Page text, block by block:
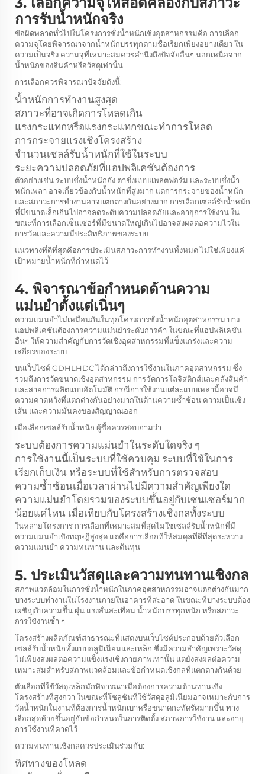
การรับน้ำหนักจริง
ข้อผิดพลาดทั่วไปในโครงการชั่งน้ำหนักเชิงอุตสาหกรรมคือ การเลือก
ความจุโดยพิจารณาจากน้ำหนักบรรทุกตามชื่อเรียกเพียงอย่างเดียว ใน
ความเป็นจริง ความจุที่เหมาะสมควรคำนึงถึงปัจจัยอื่นๆ นอกเหนือจาก
น้ำหนักของสินค้าหรือวัสดุเท่านั้น
การเลือกควรพิจารณาปัจจัยดังนี้:
น้ำหนักการทำงานสูงสุด
สภาวะที่อาจเกิดการโหลดเกิน
แรงกระแทกหรือแรงกระแทกขณะทำการโหลด
การกระจายแรงเชิงโครงสร้าง
จำนวนเซลล์รับน้ำหนักที่ใช้ในระบบ
ระยะความปลอดภัยที่แอปพลิเคชันต้องการ
ตัวอย่างเช่น ระบบชั่งน้ำหนักถัง ตาชั่งแบบแพลตฟอร์ม และระบบชั่งน้ำ
หนักเพลา อาจเกี่ยวข้องกับน้ำหนักที่สูงมาก แต่การกระจายของน้ำหนัก
และสภาวะการทำงานอาจแตกต่างกันอย่างมาก การเลือกเซลล์รับน้ำหนัก
ที่มีขนาดเล็กเกินไปอาจลดระดับความปลอดภัยและอายุการใช้งาน ใน
ขณะที่การเลือกเซ็นเซอร์ที่มีขนาดใหญ่เกินไปอาจส่งผลต่อความไวใน
การวัดและความมีประสิทธิภาพของระบบ
แนวทางที่ดีที่สุดคือการประเมินสภาวะการทำงานทั้งหมด ไม่ใช่เพียงแค่
เป้าหมายน้ำหนักที่กำหนดไว้
4. พิจารณาข้อกำหนดด้านความ
แม่นยำตั้งแต่เนิ่นๆ
ความแม่นยำไม่เหมือนกันในทุกโครงการชั่งน้ำหนักอุตสาหกรรม บาง
แอปพลิเคชันต้องการความแม่นยำระดับการค้า ในขณะที่แอปพลิเคชัน
อื่นๆ ให้ความสำคัญกับการวัดเชิงอุตสาหกรรมที่แข็งแกร่งและความ
เสถียรของระบบ
บนเว็บไซต์ GDHLHDC ได้กล่าวถึงการใช้งานในภาคอุตสาหกรรม ซึ่ง
รวมถึงการวัดขนาดเชิงอุตสาหกรรม การจัดการโลจิสติกส์และคลังสินค้า
และสายการผลิตแบบอัตโนมัติ กรณีการใช้งานแต่ละแบบเหล่านี้อาจมี
ความคาดหวังที่แตกต่างกันอย่างมากในด้านความซ้ำซ้อน ความเป็นเชิง
เส้น และความมั่นคงของสัญญาณออก
เมื่อเลือกเซลล์รับน้ำหนัก ผู้ซื้อควรสอบถามว่า
ระบบต้องการความแม่นยำในระดับใดจริง ๆ
การใช้งานนี้เป็นระบบที่ใช้ควบคุม ระบบที่ใช้ในการ
เรียกเก็บเงิน หรือระบบที่ใช้สำหรับการตรวจสอบ
ความซ้ำซ้อนเมื่อเวลาผ่านไปมีความสำคัญเพียงใด
ความแม่นยำโดยรวมของระบบขึ้นอยู่กับเซนเซอร์มาก
น้อยแค่ไหน เมื่อเทียบกับโครงสร้างเชิงกลทั้งระบบ
ในหลายโครงการ การเลือกที่เหมาะสมที่สุดไม่ใช่เซลล์รับน้ำหนักที่มี
ความแม่นยำเชิงทฤษฎีสูงสุด แต่คือการเลือกที่ให้สมดุลที่ดีที่สุดระหว่าง
ความแม่นยำ ความทนทาน และต้นทุน
5. ประเมินวัสดุและความทนทานเชิงกล
สภาพแวดล้อมในการชั่งน้ำหนักในภาคอุตสาหกรรมอาจแตกต่างกันมาก
บางระบบทำงานในโรงงานภายในอาคารที่สะอาด ในขณะที่บางระบบต้อง
เผชิญกับความชื้น ฝุ่น แรงสั่นสะเทือน น้ำหนักบรรทุกหนัก หรือสภาวะ
การใช้งานซ้ำ ๆ
โครงสร้างผลิตภัณฑ์สาธารณะที่แสดงบนเว็บไซต์ประกอบด้วยตัวเลือก
เซลล์รับน้ำหนักทั้งแบบอลูมิเนียมและเหล็ก ซึ่งมีความสำคัญเพราะวัสดุ
ไม่เพียงส่งผลต่อความแข็งแรงเชิงกายภาพเท่านั้น แต่ยังส่งผลต่อความ
เหมาะสมสำหรับสภาพแวดล้อมและข้อกำหนดเชิงกลที่แตกต่างกันด้วย
ตัวเลือกที่ใช้วัสดุเหล็กมักพิจารณาเมื่อต้องการความต้านทานเชิง
โครงสร้างที่สูงกว่า ในขณะที่โซลูชันที่ใช้วัสดุอลูมิเนียมอาจเหมาะกับการ
วัดน้ำหนักในงานที่ต้องการน้ำหนักเบาหรือขนาดกะทัดรัดมากขึ้น ทาง
เลือกสุดท้ายขึ้นอยู่กับข้อกำหนดในการติดตั้ง สภาพการใช้งาน และอายุ
การใช้งานที่คาดไว้
ความทนทานเชิงกลควรประเมินร่วมกับ:
ทิศทางของโหลด